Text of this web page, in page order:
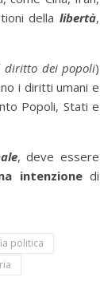
dellalibertà,
diritto dei popoli)
i diritti umani e
Popoli, Stati e
, deve essere
intenzionedi
politica